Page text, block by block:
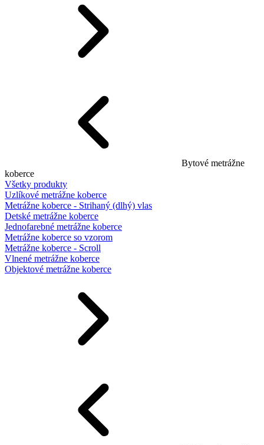
Bytové metrážne
koberce
Všetky produkty
Uzlíkové metrážne koberce
Metrážne koberce - Strihaný (dlhý) vlas
Detské metrážne koberce
Jednofarebné metrážne koberce
Metrážne koberce so vzorom
Metrážne koberce - Scroll
Vlnené metrážne koberce
Objektové metrážne koberce